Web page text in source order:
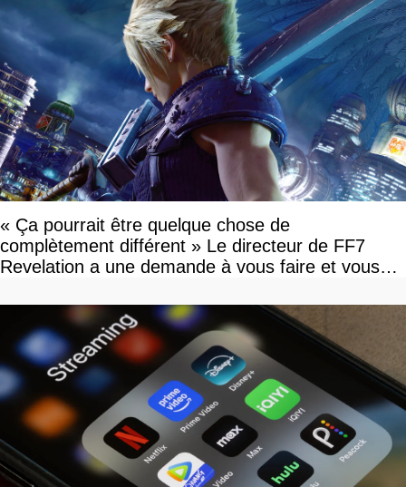
« Ça pourrait être quelque chose de
complètement différent » Le directeur de FF7
Revelation a une demande à vous faire et vous